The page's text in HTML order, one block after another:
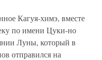
Кагуя-химэ, вместе
по имени Цуки-но
Луны, который в
отправился на